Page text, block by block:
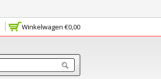
Winkelwagen €0,00